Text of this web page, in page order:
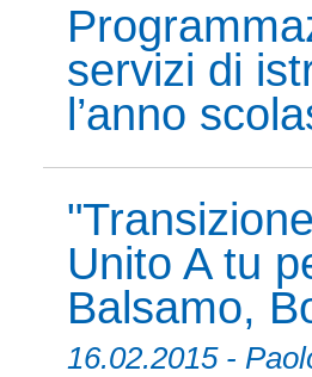
servizi di
l’anno
Unito A tu
Balsamo,
16.02.2015 -